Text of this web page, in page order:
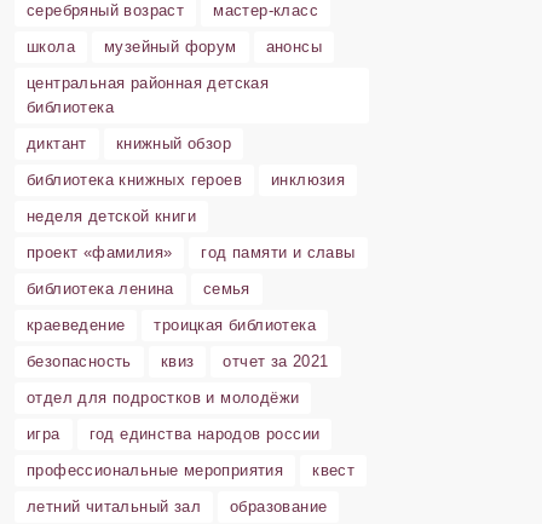
серебряный возраст
мастер-класс
школа
музейный форум
анонсы
центральная районная детская
библиотека
диктант
книжный обзор
библиотека книжных героев
инклюзия
неделя детской книги
проект «фамилия»
год памяти и славы
библиотека ленина
семья
краеведение
троицкая библиотека
безопасность
квиз
отчет за 2021
отдел для подростков и молодёжи
игра
год единства народов россии
профессиональные мероприятия
квест
летний читальный зал
образование